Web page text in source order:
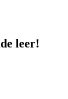
leer!